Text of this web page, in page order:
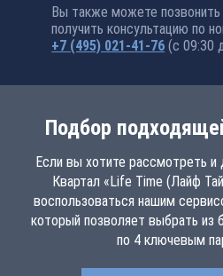
Вы также можете позвонить
получить консультацию по
+7 (495) 021-41-76 (с 09:30
Подбор
Если вы хотите рассмотреть и
Квартал «Life Time (Лайф
воспользоваться нашим
который позволяет выбрать
по 4 ключевым